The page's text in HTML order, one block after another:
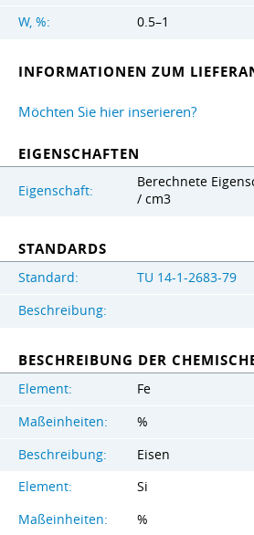
W, %:
0.5–1
INFORMATIONEN ZUM
Möchten Sie hier inserieren?
EIGENSCHAFTEN
Eigenschaft:
Berechnete
/ cm3
STANDARDS
Standard:
TU 14-1-2683-79
Beschreibung:
BESCHREIBUNG DER
Element:
Fe
Maßeinheiten:
%
Beschreibung:
Eisen
Element:
Si
Maßeinheiten:
%